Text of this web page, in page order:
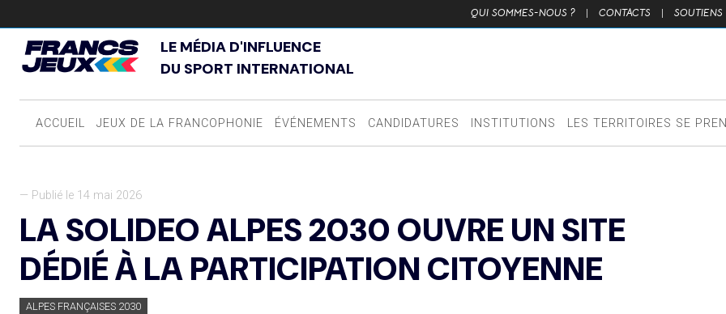
QUI SOMMES-NOUS ? | CONTACTS | SOUTIENS
LE MÉDIA D'INFLUENCE
DU SPORT INTERNATIONAL
ACCUEIL JEUX DE LA FRANCOPHONIE ÉVÉNEMENTS CANDIDATURES INSTITUTIONS LES TERRITOIRES SE
— Publié le 14 mai 2026
LA SOLIDEO ALPES 2030 OUVRE UN SITE
DÉDIÉ À LA PARTICIPATION CITOYENNE
ALPES FRANÇAISES 2030